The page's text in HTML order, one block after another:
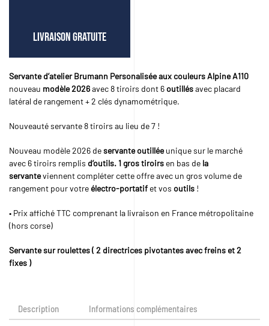
Livraison GRATUITE
Servante d’atelier Brumann Personalisée aux couleurs Alpine A110
nouveau modèle 2026avec 8 tiroirs dont 6outillésavec placard
latéral de rangement + 2 clés dynamométrique.
Nouveauté servante 8 tiroirs au lieu de 7 !
Nouveau modèle 2026 deservante outilléeunique sur le marché
avec 6 tiroirs remplis d’outils. 1 gros tiroirs en bas de la
servanteviennent compléter cette offre avec un gros volume de
rangement pour votre électro-portatif et vos outils !
• Prix affiché TTC comprenant la livraison en France métropolitaine
(hors corse)
Servante sur roulettes ( 2 directrices pivotantes avec freins et 2
fixes )
Description Informations complémentaires